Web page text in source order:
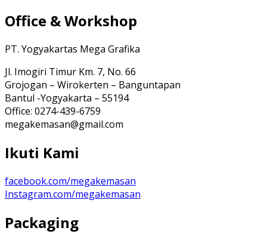
Office & Workshop
PT. Yogyakartas Mega Grafika
Jl. Imogiri Timur Km. 7, No. 66
Grojogan – Wirokerten – Banguntapan
Bantul -Yogyakarta – 55194
Office: 0274-439-6759
megakemasan@gmail.com
Ikuti Kami
facebook.com/megakemasan
Instagram.com/megakemasan
Packaging